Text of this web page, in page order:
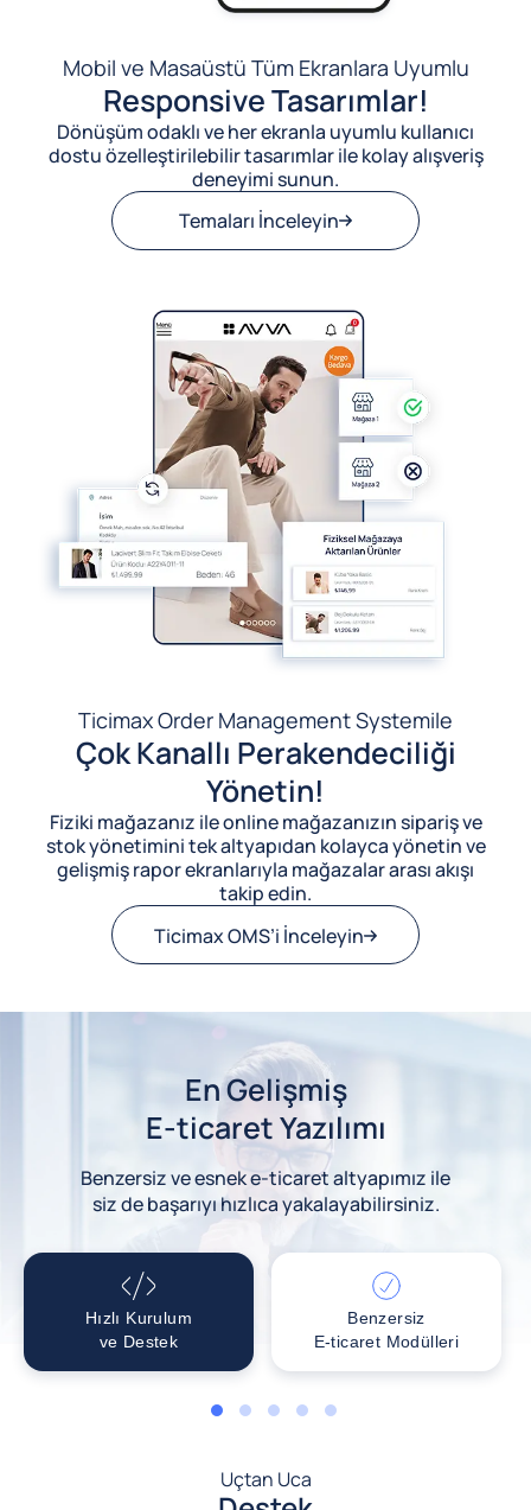
Mobil ve Masaüstü Tüm Ekranlara Uyumlu
Responsive Tasarımlar!
Dönüşüm odaklı ve her ekranla uyumlu kullanıcı
dostu özelleştirilebilir tasarımlar ile kolay alışveriş
deneyimi sunun.
Temaları İnceleyin
Ticimax Order Management Systemile
Çok Kanallı Perakendeciliği
Yönetin!
Fiziki mağazanız ile online mağazanızın sipariş ve
stok yönetimini tek altyapıdan kolayca yönetin ve
gelişmiş rapor ekranlarıyla mağazalar arası akışı
takip edin.
Ticimax OMS’i İnceleyin
En Gelişmiş
E-ticaret Yazılımı
Benzersiz ve esnek e-ticaret altyapımız ile
siz de başarıyı hızlıca yakalayabilirsiniz.
Hızlı Kurulum
ve Destek
Benzersiz
E-ticaret Modülleri
1 2 3 4 5
Uçtan Uca